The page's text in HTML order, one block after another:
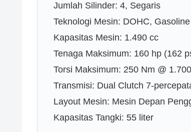
Jumlah Silinder: 4, Segaris
Teknologi Mesin: DOHC,
Kapasitas Mesin: 1.490 cc
Tenaga Maksimum: 160 hp (162
Torsi Maksimum: 250 Nm @
Transmisi: Dual Clutch 7-
Layout Mesin: Mesin Depan
Kapasitas Tangki: 55 liter